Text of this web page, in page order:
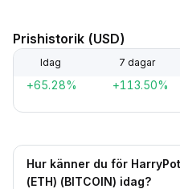
Prishistorik (USD)
Idag 7 dagar
+65.28% +113.50%
Hur känner du för
(ETH) (BITCOIN) idag?